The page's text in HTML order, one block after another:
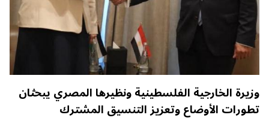
وزيرة الخارجية الفلسطينية ونظيرها المصري يبحثان
تطورات الأوضاع وتعزيز التنسيق المشترك